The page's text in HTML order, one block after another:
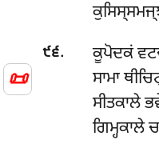
📜
੯੬. ਕੂਪੋਦਕਂ
ਸਾਮਾ
ਸੀਤਕਾਲੇ
ਗਿਮ੍ਹਕਾਲੇ